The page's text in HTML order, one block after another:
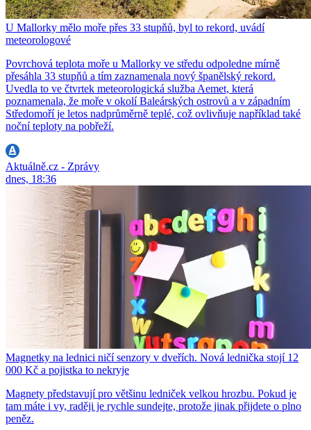
U Mallorky mělo moře přes 33 stupňů, byl to rekord, uvádí
meteorologové
Povrchová teplota moře u Mallorky ve středu odpoledne mírně
přesáhla 33 stupňů a tím zaznamenala nový španělský rekord.
Uvedla to ve čtvrtek meteorologická služba Aemet, která
poznamenala, že moře v okolí Baleárských ostrovů a v západním
Středomoří je letos nadprůměrně teplé, což ovlivňuje například také
noční teploty na pobřeží.
Aktuálně.cz - Zprávy
dnes, 18:36
Magnetky na lednici ničí senzory v dveřích. Nová lednička stojí 12
000 Kč a pojistka to nekryje
Magnety představují pro většinu ledniček velkou hrozbu. Pokud je
tam máte i vy, raději je rychle sundejte, protože jinak přijdete o plno
peněz.